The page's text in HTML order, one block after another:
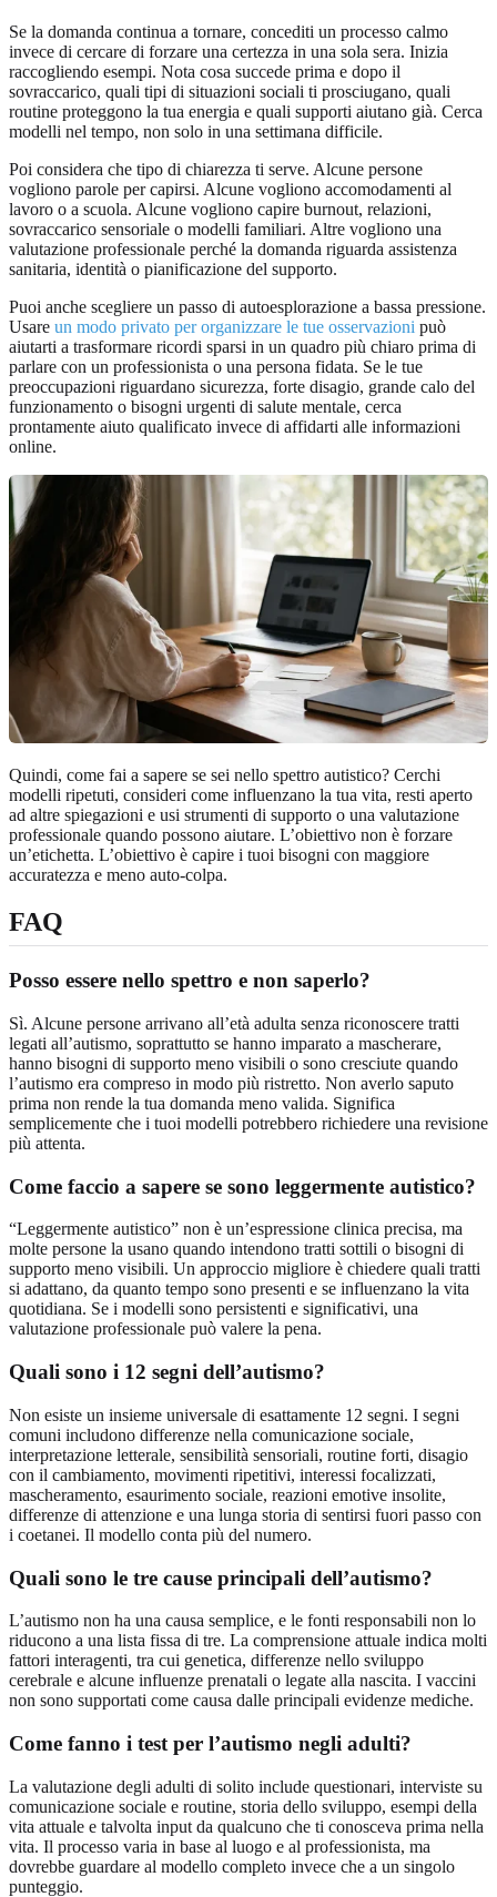
Se la domanda continua a tornare, concediti un processo calmo
invece di cercare di forzare una certezza in una sola sera. Inizia
raccogliendo esempi. Nota cosa succede prima e dopo il
sovraccarico, quali tipi di situazioni sociali ti prosciugano, quali
routine proteggono la tua energia e quali supporti aiutano già. Cerca
modelli nel tempo, non solo in una settimana difficile.
Poi considera che tipo di chiarezza ti serve. Alcune persone
vogliono parole per capirsi. Alcune vogliono accomodamenti al
lavoro o a scuola. Alcune vogliono capire burnout, relazioni,
sovraccarico sensoriale o modelli familiari. Altre vogliono una
valutazione professionale perché la domanda riguarda assistenza
sanitaria, identità o pianificazione del supporto.
Puoi anche scegliere un passo di autoesplorazione a bassa pressione.
Usare un modo privato per organizzare le tue osservazioni può
aiutarti a trasformare ricordi sparsi in un quadro più chiaro prima di
parlare con un professionista o una persona fidata. Se le tue
preoccupazioni riguardano sicurezza, forte disagio, grande calo del
funzionamento o bisogni urgenti di salute mentale, cerca
prontamente aiuto qualificato invece di affidarti alle informazioni
online.
Quindi, come fai a sapere se sei nello spettro autistico? Cerchi
modelli ripetuti, consideri come influenzano la tua vita, resti aperto
ad altre spiegazioni e usi strumenti di supporto o una valutazione
professionale quando possono aiutare. L’obiettivo non è forzare
un’etichetta. L’obiettivo è capire i tuoi bisogni con maggiore
accuratezza e meno auto-colpa.
FAQ
Posso essere nello spettro e non saperlo?
Sì. Alcune persone arrivano all’età adulta senza riconoscere tratti
legati all’autismo, soprattutto se hanno imparato a mascherare,
hanno bisogni di supporto meno visibili o sono cresciute quando
l’autismo era compreso in modo più ristretto. Non averlo saputo
prima non rende la tua domanda meno valida. Significa
semplicemente che i tuoi modelli potrebbero richiedere una revisione
più attenta.
Come faccio a sapere se sono leggermente autistico?
“Leggermente autistico” non è un’espressione clinica precisa, ma
molte persone la usano quando intendono tratti sottili o bisogni di
supporto meno visibili. Un approccio migliore è chiedere quali tratti
si adattano, da quanto tempo sono presenti e se influenzano la vita
quotidiana. Se i modelli sono persistenti e significativi, una
valutazione professionale può valere la pena.
Quali sono i 12 segni dell’autismo?
Non esiste un insieme universale di esattamente 12 segni. I segni
comuni includono differenze nella comunicazione sociale,
interpretazione letterale, sensibilità sensoriali, routine forti, disagio
con il cambiamento, movimenti ripetitivi, interessi focalizzati,
mascheramento, esaurimento sociale, reazioni emotive insolite,
differenze di attenzione e una lunga storia di sentirsi fuori passo con
i coetanei. Il modello conta più del numero.
Quali sono le tre cause principali dell’autismo?
L’autismo non ha una causa semplice, e le fonti responsabili non lo
riducono a una lista fissa di tre. La comprensione attuale indica molti
fattori interagenti, tra cui genetica, differenze nello sviluppo
cerebrale e alcune influenze prenatali o legate alla nascita. I vaccini
non sono supportati come causa dalle principali evidenze mediche.
Come fanno i test per l’autismo negli adulti?
La valutazione degli adulti di solito include questionari, interviste su
comunicazione sociale e routine, storia dello sviluppo, esempi della
vita attuale e talvolta input da qualcuno che ti conosceva prima nella
vita. Il processo varia in base al luogo e al professionista, ma
dovrebbe guardare al modello completo invece che a un singolo
punteggio.